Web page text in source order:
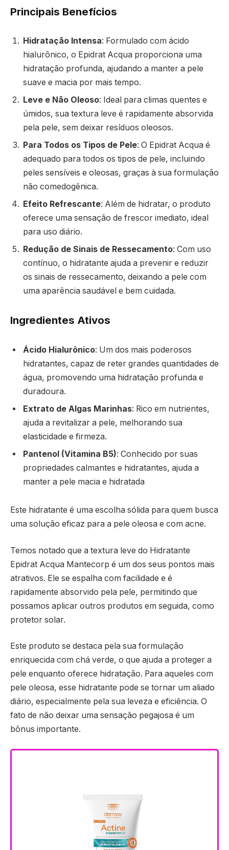
Principais Benefícios
Hidratação Intensa: Formulado com ácido
hialurônico, o Epidrat Acqua proporciona uma
hidratação profunda, ajudando a manter a pele
suave e macia por mais tempo.
Leve e Não Oleoso: Ideal para climas quentes e
úmidos, sua textura leve é rapidamente absorvida
pela pele, sem deixar resíduos oleosos.
Para Todos os Tipos de Pele: O Epidrat Acqua é
adequado para todos os tipos de pele, incluindo
peles sensíveis e oleosas, graças à sua formulação
não comedogênica.
Efeito Refrescante: Além de hidratar, o produto
oferece uma sensação de frescor imediato, ideal
para uso diário.
Redução de Sinais de Ressecamento: Com uso
contínuo, o hidratante ajuda a prevenir e reduzir
os sinais de ressecamento, deixando a pele com
uma aparência saudável e bem cuidada.
Ingredientes Ativos
Ácido Hialurônico: Um dos mais poderosos
hidratantes, capaz de reter grandes quantidades de
água, promovendo uma hidratação profunda e
duradoura.
Extrato de Algas Marinhas: Rico em nutrientes,
ajuda a revitalizar a pele, melhorando sua
elasticidade e firmeza.
Pantenol (Vitamina B5): Conhecido por suas
propriedades calmantes e hidratantes, ajuda a
manter a pele macia e hidratada
Este hidratante é uma escolha sólida para quem busca
uma solução eficaz para a pele oleosa e com acne.
Temos notado que a textura leve do Hidratante
Epidrat Acqua Mantecorp é um dos seus pontos mais
atrativos. Ele se espalha com facilidade e é
rapidamente absorvido pela pele, permitindo que
possamos aplicar outros produtos em seguida, como
protetor solar.
Este produto se destaca pela sua formulação
enriquecida com chá verde, o que ajuda a proteger a
pele enquanto oferece hidratação. Para aqueles com
pele oleosa, esse hidratante pode se tornar um aliado
diário, especialmente pela sua leveza e eficiência. O
fato de não deixar uma sensação pegajosa é um
bônus importante.